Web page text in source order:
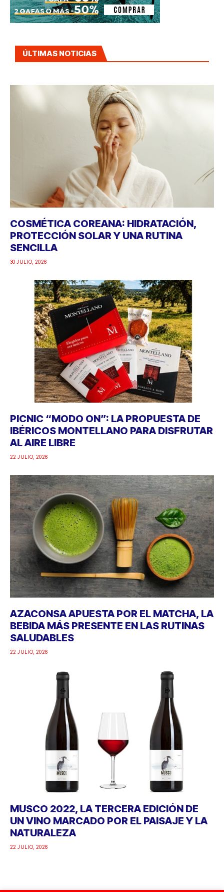
ÚLTIMAS NOTICIAS
COSMÉTICA COREANA: HIDRATACIÓN,
PROTECCIÓN SOLAR Y UNA RUTINA
SENCILLA
30 JULIO, 2026
PICNIC “MODO ON”: LA PROPUESTA DE
IBÉRICOS MONTELLANO PARA DISFRUTAR
AL AIRE LIBRE
22 JULIO, 2026
AZACONSA APUESTA POR EL MATCHA, LA
BEBIDA MÁS PRESENTE EN LAS RUTINAS
SALUDABLES
22 JULIO, 2026
MUSCO 2022, LA TERCERA EDICIÓN DE
UN VINO MARCADO POR EL PAISAJE Y LA
NATURALEZA
22 JULIO, 2026